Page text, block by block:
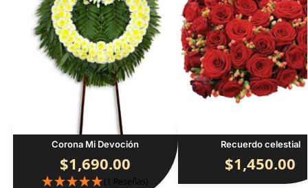
Corona Mi Devoción
$1,690.00
(1 Reseñas)
Recuerdo celestial
$1,450.00